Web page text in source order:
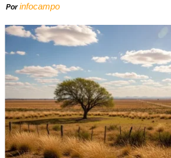
Porinfocampo